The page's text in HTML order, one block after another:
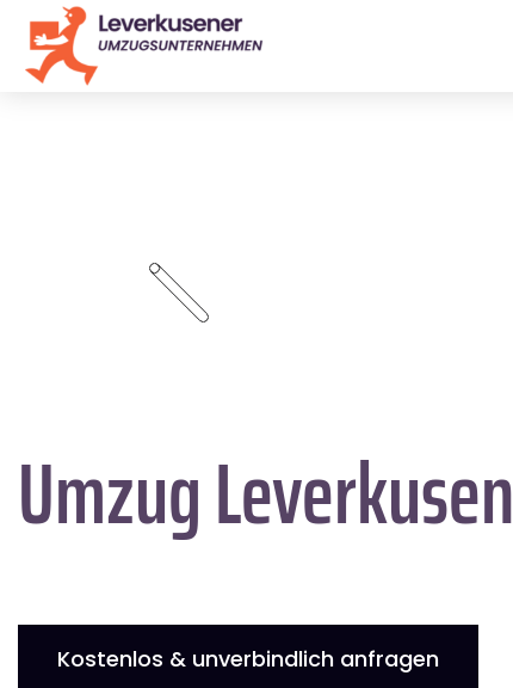
Umzug Leverkusen
Kostenlos & unverbindlich anfragen